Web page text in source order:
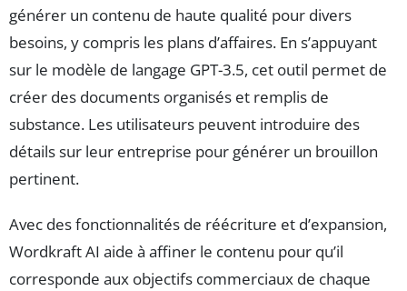
générer un contenu de haute qualité pour divers
besoins, y compris les plans d’affaires. En s’appuyant
sur le modèle de langage GPT-3.5, cet outil permet de
créer des documents organisés et remplis de
substance. Les utilisateurs peuvent introduire des
détails sur leur entreprise pour générer un brouillon
pertinent.
Avec des fonctionnalités de réécriture et d’expansion,
Wordkraft AI aide à affiner le contenu pour qu’il
corresponde aux objectifs commerciaux de chaque